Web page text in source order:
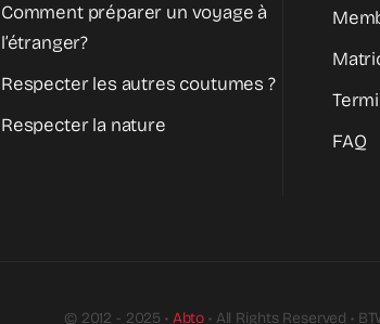
Comment préparer un voyage à
l’étranger?
Respecter les autres coutumes ?
Respecter la nature
FAQ
© 2012 - 2025 • Abto • All Rights Reserved •